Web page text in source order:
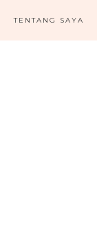
TENTANG SAYA